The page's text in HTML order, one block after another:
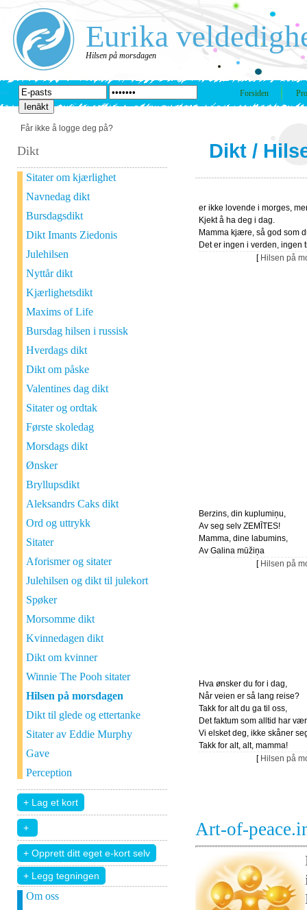
Eurika
Hilsen på morsdagen
Forsiden
Får ikke å logge deg på?
Dikt
Sitater om kjærlighet
Navnedag dikt
Bursdagsdikt
Dikt Imants Ziedonis
Julehilsen
Nyttår dikt
Kjærlighetsdikt
Maxims of Life
Bursdag hilsen i russisk
Hverdags dikt
Dikt om påske
Valentines dag dikt
Sitater og ordtak
Første skoledag
Morsdags dikt
Ønsker
Bryllupsdikt
Aleksandrs Caks dikt
Ord og uttrykk
Sitater
Aforismer og sitater
Julehilsen og dikt til julekort
Spøker
Morsomme dikt
Kvinnedagen dikt
Dikt om kvinner
Winnie The Pooh sitater
Hilsen på morsdagen
Dikt til glede og ettertanke
Sitater av Eddie Murphy
Gave
Perception
+ Legg tegningen
Om oss
Dikt /
er ikke lovende i morges,
Kjekt å ha deg i dag.
Mamma kjære, så god som
Det er ingen i verden, ingen
[ Hilsen på
Berzins, din kuplumiņu,
Av seg selv ZEMĪTES!
Mamma, dine labumins,
Av Galina mūžiņa
[ Hilsen på
Hva ønsker du for i dag,
Når veien er så lang reise?
Takk for alt du ga til oss,
Det faktum som alltid har
Vi elsket deg, ikke skåner
Takk for alt, alt, mamma!
[ Hilsen på
Art-of-